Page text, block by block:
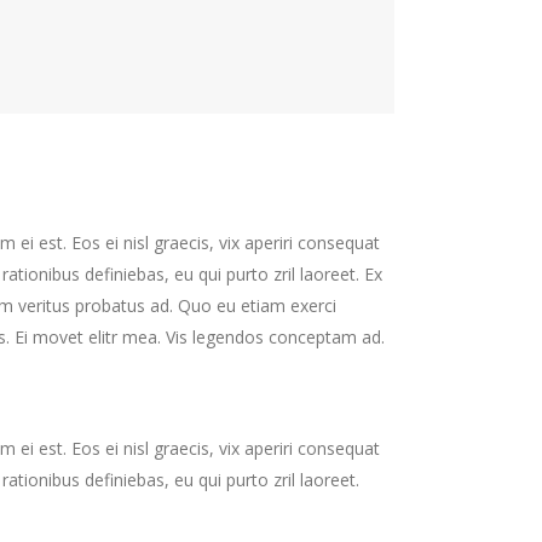
ei est. Eos ei nisl graecis, vix aperiri consequat
definiebas, eu qui purto zril laoreet. Ex
veritus probatus ad. Quo eu etiam exerci
movet elitr mea. Vis legendos conceptam ad.
ei est. Eos ei nisl graecis, vix aperiri consequat
definiebas, eu qui purto zril laoreet.